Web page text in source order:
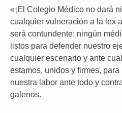
«¡El Colegio Médico no dará
cualquier vulneración a la lex
será contundente: ningún
listos para defender nuestro
cualquier escenario y ante
estamos, unidos y firmes,
nuestra labor ante todo y
galenos.